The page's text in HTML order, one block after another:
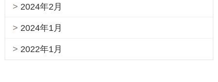
2024年2月
2024年1月
2022年1月